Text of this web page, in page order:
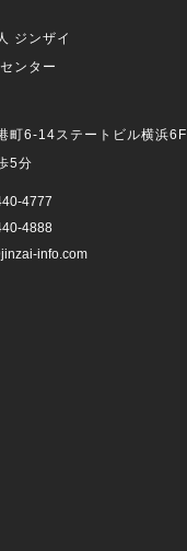
ジンザイ
ンター
町6-14ステートビル横浜6F
5分
4777
4888
info.com